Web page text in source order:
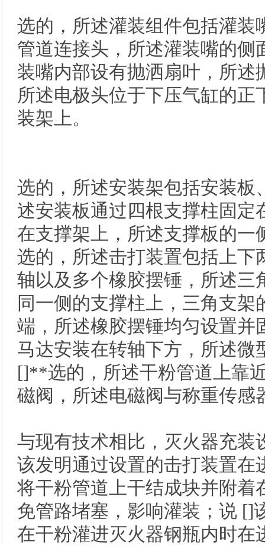
选的，所述灌装组件包括灌装
管道连接头，所述灌装嘴的
装嘴内部设有抛洒扇叶，所
所述电极头位于下压气缸的
装架上。
选的，所述安装架包括安装板
述安装板通过四根支撑柱固
在支撑架上，所述支撑板的一
选的，所述击打装置包括上下
轴以及多个橡胶摆锤，所述三
同一侧的支撑柱上，三角支
端，所述橡胶摆锤均匀设置并
马达安装在转轴下方，所述
[]**选的，所述干粉管道上靠
磁阀，所述电磁阀与称重传感
与现有技术相比，灭火器充装
该发明通过设置的击打装置在
将干粉管道上干结成块并附着
免管路堵塞，影响灌装；说 []
在干粉灌进灭火器钢瓶内时在